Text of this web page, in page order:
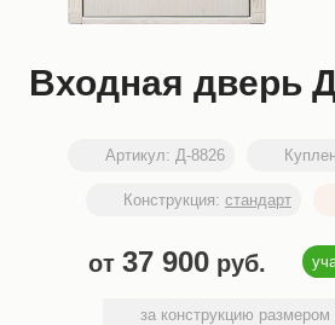
Входная дверь
Артикул: Д-8826
Конструкция: стандарт
от 37 900руб.
за конструкцию